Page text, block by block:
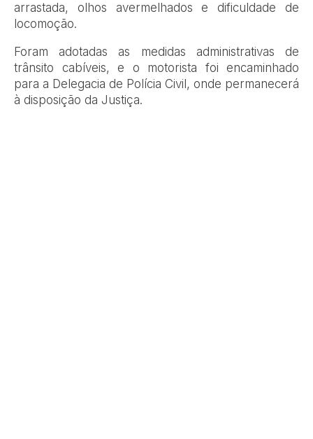
arrastada, olhos avermelhados e dificuldade de
locomoção.
Foram adotadas as medidas administrativas de
trânsito cabíveis, e o motorista foi encaminhado
para a Delegacia de Polícia Civil, onde permanecerá
à disposição da Justiça.